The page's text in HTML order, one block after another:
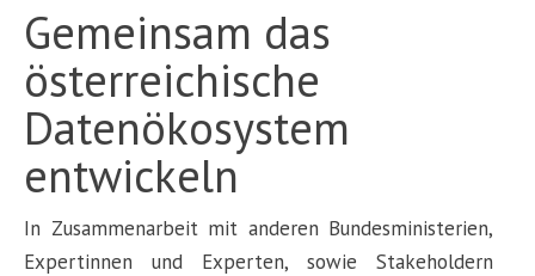
Gemeinsam das
österreichische
Datenökosystem
entwickeln
In Zusammenarbeit mit anderen Bundesministerien,
Expertinnen und Experten, sowie Stakeholdern